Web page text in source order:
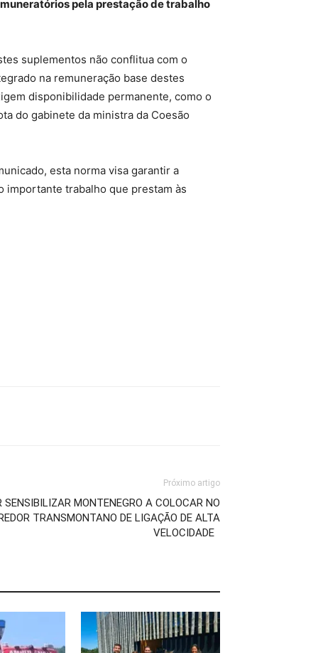
pela prestação de trabalho
suplementos não conflitua com o
na remuneração base destes
disponibilidade permanente, como o
do gabinete da ministra da Coesão
esta norma visa garantir a
importante trabalho que prestam às
Próximo artigo
SENSIBILIZAR MONTENEGRO A COLOCAR NO
TRANSMONTANO DE LIGAÇÃO DE ALTA
VELOCIDADE